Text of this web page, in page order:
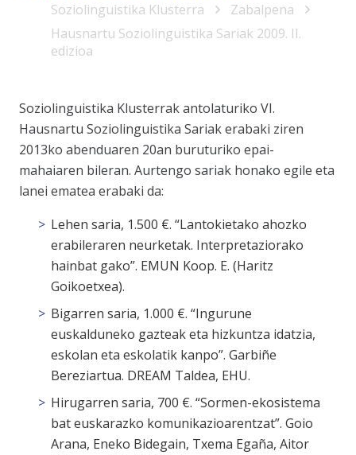
Soziolinguistika Klusterra
Zabalpena
Hausnartu Soziolinguistika Sariak 2009. II.
edizioa
Soziolinguistika Klusterrak antolaturiko VI.
Hausnartu Soziolinguistika Sariak erabaki ziren
2013ko abenduaren 20an buruturiko epai-
mahaiaren bileran. Aurtengo sariak honako egile eta
lanei ematea erabaki da:
Lehen saria, 1.500 €. “Lantokietako ahozko
erabileraren neurketak. Interpretaziorako
hainbat gako”. EMUN Koop. E. (Haritz
Goikoetxea).
Bigarren saria, 1.000 €. “Ingurune
euskalduneko gazteak eta hizkuntza idatzia,
eskolan eta eskolatik kanpo”. Garbiñe
Bereziartua. DREAM Taldea, EHU.
Hirugarren saria, 700 €. “Sormen-ekosistema
bat euskarazko komunikazioarentzat”. Goio
Arana, Eneko Bidegain, Txema Egaña, Aitor